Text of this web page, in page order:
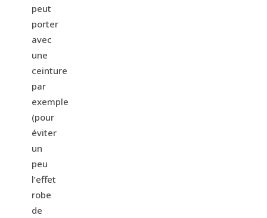
peut
porter
avec
une
ceinture
par
exemple
(pour
éviter
un
peu
l’effet
robe
de